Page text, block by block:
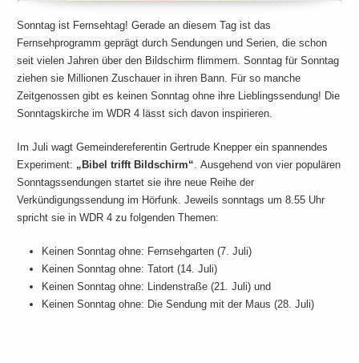
Sonntag ist Fernsehtag! Gerade an diesem Tag ist das
Fernsehprogramm geprägt durch Sendungen und Serien, die schon
seit vielen Jahren über den Bildschirm flimmern. Sonntag für Sonntag
ziehen sie Millionen Zuschauer in ihren Bann. Für so manche
Zeitgenossen gibt es keinen Sonntag ohne ihre Lieblingssendung! Die
Sonntagskirche im WDR 4 lässt sich davon inspirieren.
Im Juli wagt Gemeindereferentin Gertrude Knepper ein spannendes
Experiment: „Bibel trifft Bildschirm“. Ausgehend von vier populären
Sonntagssendungen startet sie ihre neue Reihe der
Verkündigungssendung im Hörfunk. Jeweils sonntags um 8.55 Uhr
spricht sie in WDR 4 zu folgenden Themen:
Keinen Sonntag ohne: Fernsehgarten (7. Juli)
Keinen Sonntag ohne: Tatort (14. Juli)
Keinen Sonntag ohne: Lindenstraße (21. Juli) und
Keinen Sonntag ohne: Die Sendung mit der Maus (28. Juli)